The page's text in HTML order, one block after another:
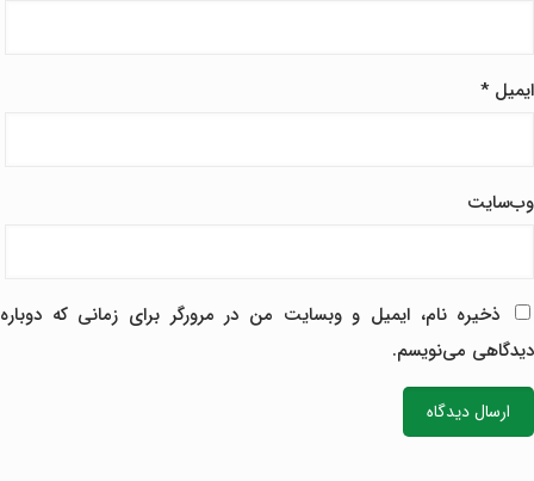
ایمیل*
وب‌سایت
ذخیره نام، ایمیل و وبسایت من در مرورگر برای زمانی که دوباره
دیدگاهی می‌نویسم.